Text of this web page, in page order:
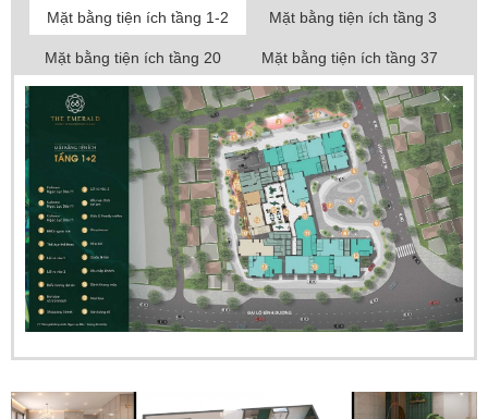
Mặt bằng tiện ích tầng 1-2 Mặt bằng tiện ích tầng 3
Mặt bằng tiện ích tầng 20 Mặt bằng tiện ích tầng 37